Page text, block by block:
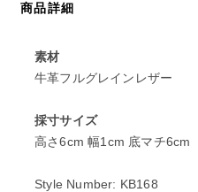
商品詳細
素材
牛革フルグレインレザー
採寸サイズ
高さ6cm 幅1cm 底マチ6cm
Style Number: KB168